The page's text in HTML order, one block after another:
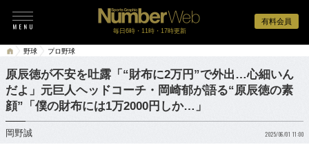
有料会員
毎日6時・11時・17時更新
野球 プロ野球
原辰徳が不安を吐露「“財布に2万円”で外出…心細いん
だよ」元巨人ヘッドコーチ・岡崎郁が語る“原辰徳の素
顔”「僕の財布には1万2000円しか…」
岡野誠 2025/06/01 11:00